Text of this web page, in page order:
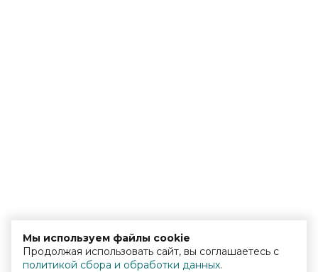
Мы используем файлы cookie
Продолжая использовать сайт, вы соглашаетесь с
политикой сбора и обработки данных.